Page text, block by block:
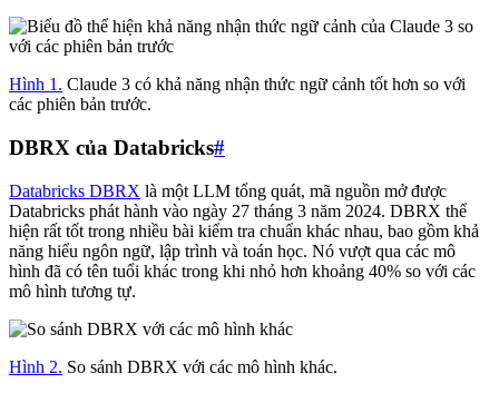
Hình 1. Claude 3 có khả năng nhận thức ngữ cảnh tốt hơn so với
các phiên bản trước.
DBRX của Databricks#
Databricks DBRX là một LLM tổng quát, mã nguồn mở được
Databricks phát hành vào ngày 27 tháng 3 năm 2024. DBRX thể
hiện rất tốt trong nhiều bài kiểm tra chuẩn khác nhau, bao gồm khả
năng hiểu ngôn ngữ, lập trình và toán học. Nó vượt qua các mô
hình đã có tên tuổi khác trong khi nhỏ hơn khoảng 40% so với các
mô hình tương tự.
Hình 2. So sánh DBRX với các mô hình khác.